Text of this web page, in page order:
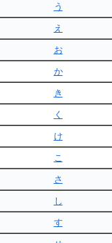
う
え
お
か
き
く
け
こ
さ
し
す